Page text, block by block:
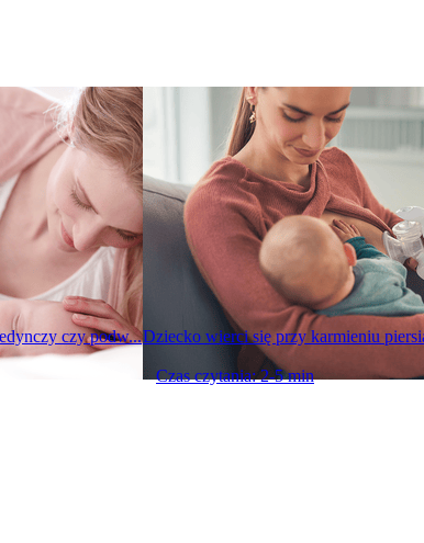
czy podw...Dziecko wierci się przy karmieniu
Czas czytania: 2-5 min